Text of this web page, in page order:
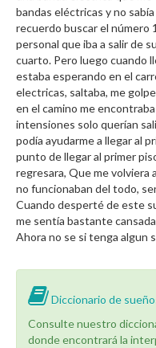
bandas eléctricas y no
recuerdo buscar el número
personal que iba a salir de
cuarto. Pero luego cuando
estaba esperando en el
electricas, saltaba, me
en el camino me
intensiones solo querían
podía ayudarme a llegar al
punto de llegar al primer
regresara, Que me volviera
no funcionaban del todo,
Cuando desperté de este
me sentía bastante
Ahora no se si tenga algun
Diccionario de
Consulte nuestro
donde encontrará la